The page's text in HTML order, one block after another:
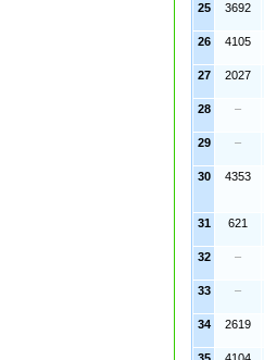
25
3692
26
4105
27 2027
28 –
29
–
30
4353
31
621
32 –
33 –
34
2619